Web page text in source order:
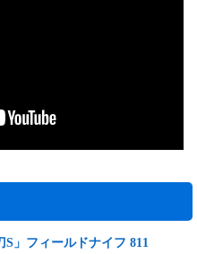
」フィールドナイフ 811